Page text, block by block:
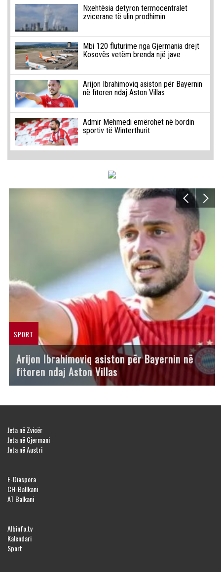
Nxehtësia detyron termocentralet
zvicerane të ulin prodhimin
Mbi 120 fluturime nga Gjermania drejt
Kosovës vetëm brenda një jave
Arijon Ibrahimoviq asiston për Bayernin
në fitoren ndaj Aston Villas
Admir Mehmedi emërohet në bordin
sportiv të Winterthurit
SPORT
Arijon Ibrahimoviq asiston për Bayernin në
fitoren ndaj Aston Villas
Jeta në Zvicër
Jeta në Gjermani
Jeta në Austri
E-Diaspora
CH-Ballkani
AT Balkani
Albinfo.tv
Kalendari
Sport